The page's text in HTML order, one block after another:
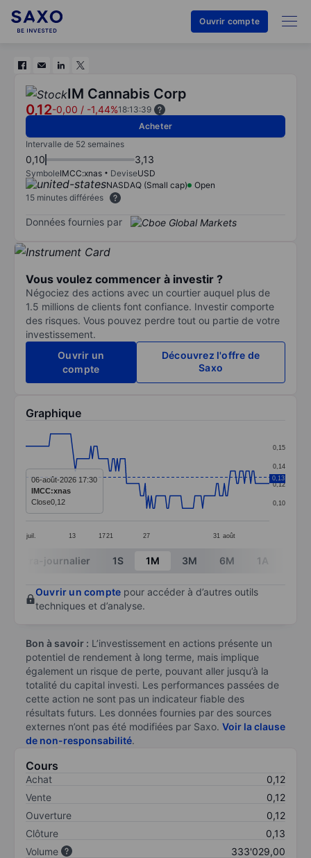
Ouvrir compte
IM Cannabis Corp
0,12-0,00 / -1,44%18:13:39
Acheter
Intervalle de 52 semaines
0,10 3,13
SymboleIMCC:xnas DeviseUSD
NASDAQ (Small cap)
Open
15 minutes différées
Données fournies par
Vous voulez commencer à investir ?
Négociez des actions avec un courtier auquel plus de
1.5 millions de clients font confiance. Investir comporte
des risques. Vous pouvez perdre tout ou partie de votre
investissement.
Ouvrir un
compte
Découvrez l'offre de
Saxo
Graphique
Line chart with 158 data points.
The chart has 1 X axis displaying categories.
The chart has 1 Y axis displaying values. Data ranges
juil. 13 1721 27 31 août
0,10
0,12
0,14
0,15
0,13
06-août-2026 17:30
IMCC:xnas
Close0,12
End of interactive chart.
Intra-journalier 1S 1M 3M 6M 1A
Ouvrir un compte pour accéder à d’autres outils
techniques et d’analyse.
Bon à savoir : L’investissement en actions présente un
potentiel de rendement à long terme, mais implique
également un risque de perte, pouvant aller jusqu’à la
totalité du capital investi. Les performances passées de
cette action ne sont pas un indicateur fiable des
résultats futurs. Les données fournies par des sources
externes n’ont pas été modifiées par Saxo. Voir la clause
de non-responsabilité.
Cours
Achat
0,12
Vente
0,12
Ouverture
0,12
Clôture
0,13
Volume
333'029,00